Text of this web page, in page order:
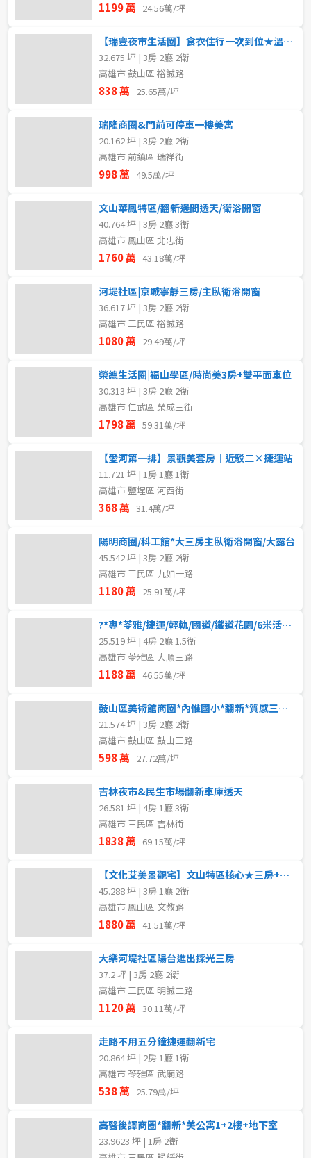
送出
送出
送出
1199 萬 24.56萬/坪
【瑞豐夜市生活圈】食衣住行一次到位★溫馨美寓
32.675 坪 | 3房 2廳 2衛
高雄市 鼓山區 裕誠路
838 萬 25.65萬/坪
瑞隆商圈&門前可停車一樓美寓
20.162 坪 | 3房 2廳 2衛
高雄市 前鎮區 瑞祥街
998 萬 49.5萬/坪
文山華鳳特區/翻新邊間透天/衛浴開窗
40.764 坪 | 3房 2廳 3衛
高雄市 鳳山區 北忠街
1760 萬 43.18萬/坪
河堤社區|京城寧靜三房/主臥衛浴開窗
36.617 坪 | 3房 2廳 2衛
高雄市 三民區 裕誠路
1080 萬 29.49萬/坪
榮總生活圈|福山學區/時尚美3房+雙平面車位
30.313 坪 | 3房 2廳 2衛
高雄市 仁武區 榮成三街
1798 萬 59.31萬/坪
【愛河第一排】景觀美套房｜近駁二×捷運站
11.721 坪 | 1房 1廳 1衛
高雄市 鹽埕區 河西街
368 萬 31.4萬/坪
陽明商圈/科工館*大三房主臥衛浴開窗/大露台
45.542 坪 | 3房 2廳 2衛
高雄市 三民區 九如一路
1180 萬 25.91萬/坪
?*專*苓雅/捷運/輕軌/國道/鐵道花園/6米活巷透天
25.519 坪 | 4房 2廳 1.5衛
高雄市 苓雅區 大順三路
1188 萬 46.55萬/坪
鼓山區美術館商圈*內惟國小*翻新*質感三房美寓
21.574 坪 | 3房 2廳 2衛
高雄市 鼓山區 鼓山三路
598 萬 27.72萬/坪
吉林夜市&民生市場翻新車庫透天
26.581 坪 | 4房 1廳 3衛
高雄市 三民區 吉林街
1838 萬 69.15萬/坪
【文化艾美景觀宅】文山特區核心★三房+平車+環保室
45.288 坪 | 3房 1廳 2衛
高雄市 鳳山區 文教路
1880 萬 41.51萬/坪
大樂河堤社區陽台進出採光三房
37.2 坪 | 3房 2廳 2衛
高雄市 三民區 明誠二路
1120 萬 30.11萬/坪
走路不用五分鐘捷運翻新宅
20.864 坪 | 2房 1廳 1衛
高雄市 苓雅區 武廟路
538 萬 25.79萬/坪
高醫後譯商圈*翻新*美公寓1+2樓+地下室
23.9623 坪 | 1房 2衛